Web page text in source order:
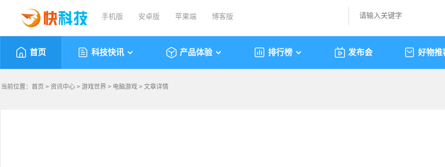
手机版 安卓版 苹果端 博客版
首页 科技快讯 产品体验 排行榜 发布会 好物推
当前位置： 首页 > 资讯中心 > 游戏世界 > 电脑游戏 > 文章详情